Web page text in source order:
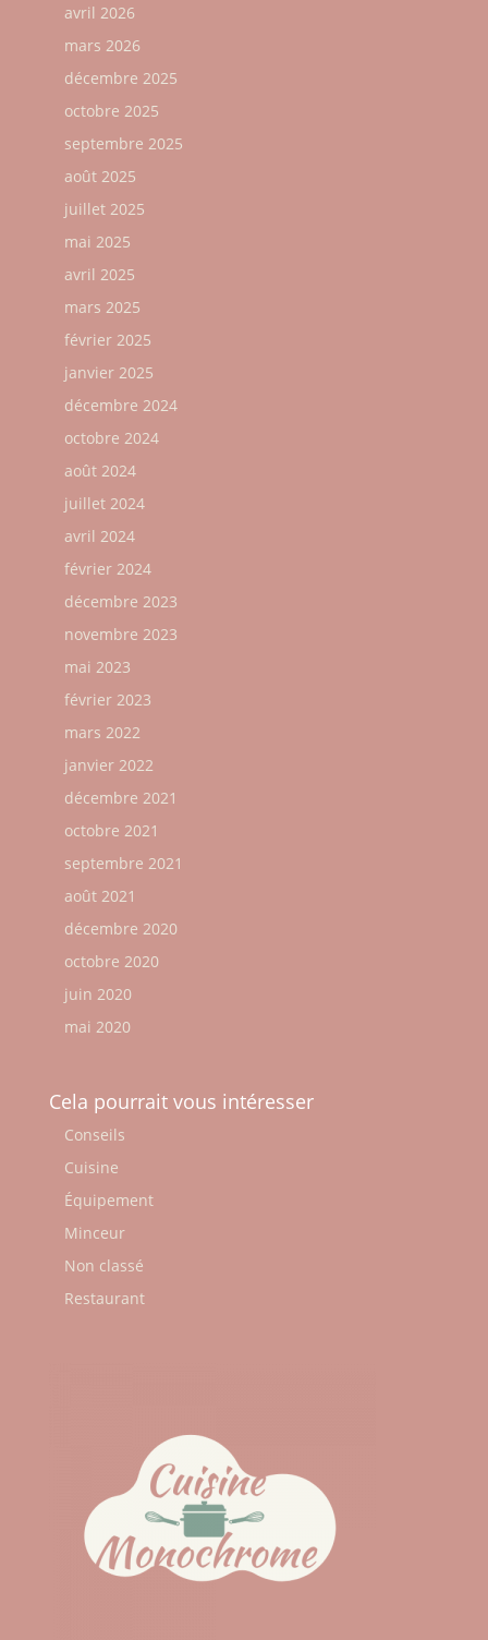
avril 2026
mars 2026
décembre 2025
octobre 2025
septembre 2025
août 2025
juillet 2025
mai 2025
avril 2025
mars 2025
février 2025
janvier 2025
décembre 2024
octobre 2024
août 2024
juillet 2024
avril 2024
février 2024
décembre 2023
novembre 2023
mai 2023
février 2023
mars 2022
janvier 2022
décembre 2021
octobre 2021
septembre 2021
août 2021
décembre 2020
octobre 2020
juin 2020
mai 2020
Cela pourrait vous intéresser
Conseils
Cuisine
Équipement
Minceur
Non classé
Restaurant